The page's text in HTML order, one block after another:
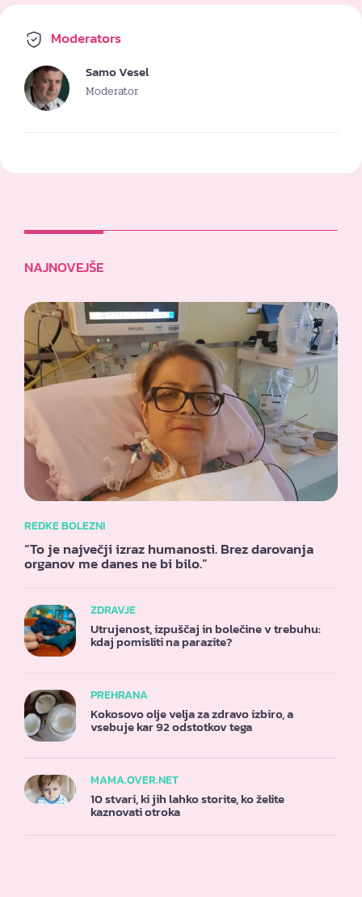
Moderators
Samo Vesel
Moderator
NAJNOVEJŠE
REDKE BOLEZNI
“To je največji izraz humanosti. Brez darovanja
organov me danes ne bi bilo.”
ZDRAVJE
Utrujenost, izpuščaj in bolečine v trebuhu:
kdaj pomisliti na parazite?
PREHRANA
Kokosovo olje velja za zdravo izbiro, a
vsebuje kar 92 odstotkov tega
MAMA.OVER.NET
10 stvari, ki jih lahko storite, ko želite
kaznovati otroka